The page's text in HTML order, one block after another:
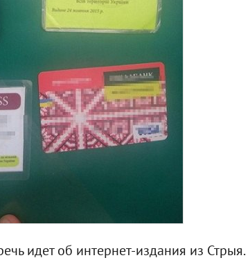
идет об интернет-издания из Стрыя.